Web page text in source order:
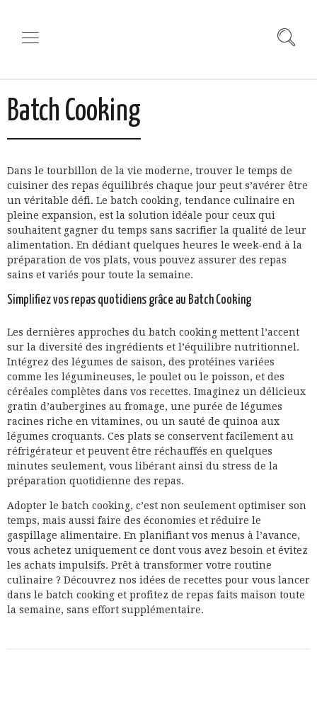
Batch Cooking
Dans le tourbillon de la vie moderne, trouver le temps de
cuisiner des repas équilibrés chaque jour peut s’avérer être
un véritable défi. Le batch cooking, tendance culinaire en
pleine expansion, est la solution idéale pour ceux qui
souhaitent gagner du temps sans sacrifier la qualité de leur
alimentation. En dédiant quelques heures le week-end à la
préparation de vos plats, vous pouvez assurer des repas
sains et variés pour toute la semaine.
Simplifiez vos repas quotidiens grâce au Batch Cooking
Les dernières approches du batch cooking mettent l’accent
sur la diversité des ingrédients et l’équilibre nutritionnel.
Intégrez des légumes de saison, des protéines variées
comme les légumineuses, le poulet ou le poisson, et des
céréales complètes dans vos recettes. Imaginez un délicieux
gratin d’aubergines au fromage, une purée de légumes
racines riche en vitamines, ou un sauté de quinoa aux
légumes croquants. Ces plats se conservent facilement au
réfrigérateur et peuvent être réchauffés en quelques
minutes seulement, vous libérant ainsi du stress de la
préparation quotidienne des repas.
Adopter le batch cooking, c’est non seulement optimiser son
temps, mais aussi faire des économies et réduire le
gaspillage alimentaire. En planifiant vos menus à l’avance,
vous achetez uniquement ce dont vous avez besoin et évitez
les achats impulsifs. Prêt à transformer votre routine
culinaire ? Découvrez nos idées de recettes pour vous lancer
dans le batch cooking et profitez de repas faits maison toute
la semaine, sans effort supplémentaire.